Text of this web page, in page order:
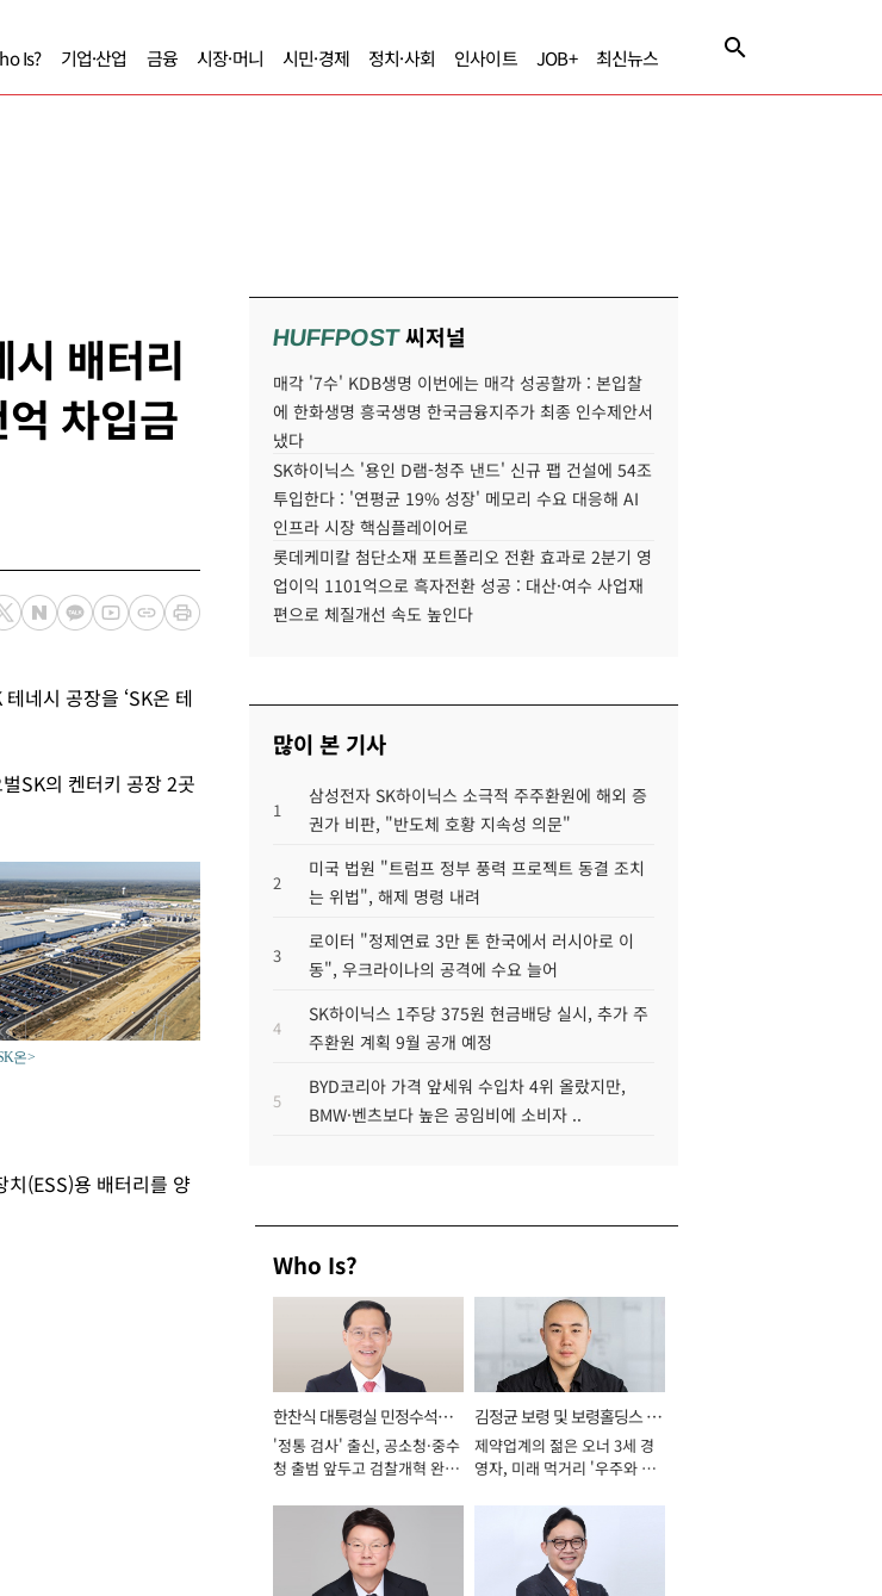
Is? 기업·산업 금융 시장·머니 시민·경제 정치·사회 인사이트 JOB+ 최신뉴스
배터리
차입금
네시 공장을 ‘SK온 테
SK의 켄터키 공장 2곳
온 >
(ESS)용 배터리를 양
HUFFPOST씨저널
매각 '7수' KDB생명 이번에는 매각 성공할까 : 본입찰
에 한화생명 흥국생명 한국금융지주가 최종 인수제안서
냈다
SK하이닉스 '용인 D램-청주 낸드' 신규 팹 건설에 54조
투입한다 : '연평균 19% 성장' 메모리 수요 대응해 AI
인프라 시장 핵심플레이어로
롯데케미칼 첨단소재 포트폴리오 전환 효과로 2분기 영
업이익 1101억으로 흑자전환 성공 : 대산·여수 사업재
편으로 체질개선 속도 높인다
많이 본 기사
1
삼성전자 SK하이닉스 소극적 주주환원에 해외 증
권가 비판, "반도체 호황 지속성 의문"
2
미국 법원 "트럼프 정부 풍력 프로젝트 동결 조치
는 위법", 해제 명령 내려
3
로이터 "정제연료 3만 톤 한국에서 러시아로 이
동", 우크라이나의 공격에 수요 늘어
4
SK하이닉스 1주당 375원 현금배당 실시, 추가 주
주환원 계획 9월 공개 예정
5
BYD코리아 가격 앞세워 수입차 4위 올랐지만,
BMW·벤츠보다 높은 공임비에 소비자 ..
Who Is?
한찬식 대통령실 민정수석비
서관
'정통 검사' 출신, 공소청·중수
청 출범 앞두고 검찰개혁 완수
김정균 보령 및 보령홀딩스 대
표이사 사장
제약업계의 젊은 오너 3세 경
영자, 미래 먹거리 '우주와 헬